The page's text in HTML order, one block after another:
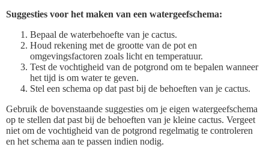
Suggesties voor het maken van een watergeefschema:
Bepaal de waterbehoefte van je cactus.
Houd rekening met de grootte van de pot en
omgevingsfactoren zoals licht en temperatuur.
Test de vochtigheid van de potgrond om te bepalen wanneer
het tijd is om water te geven.
Stel een schema op dat past bij de behoeften van je cactus.
Gebruik de bovenstaande suggesties om je eigen watergeefschema
op te stellen dat past bij de behoeften van je kleine cactus. Vergeet
niet om de vochtigheid van de potgrond regelmatig te controleren
en het schema aan te passen indien nodig.